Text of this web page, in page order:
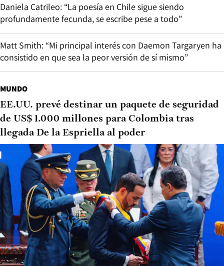
Daniela Catrileo: “La poesía en Chile sigue siendo
profundamente fecunda, se escribe pese a todo”
Matt Smith: “Mi principal interés con Daemon Targaryen ha
consistido en que sea la peor versión de sí mismo”
MUNDO
EE.UU. prevé destinar un paquete de seguridad
de US$ 1.000 millones para Colombia tras
llegada De la Espriella al poder